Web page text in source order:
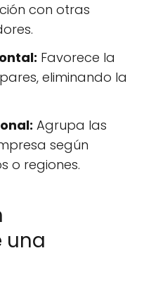
con otras
Favorece la
eliminando la
Agrupa las
según
o regiones.
una